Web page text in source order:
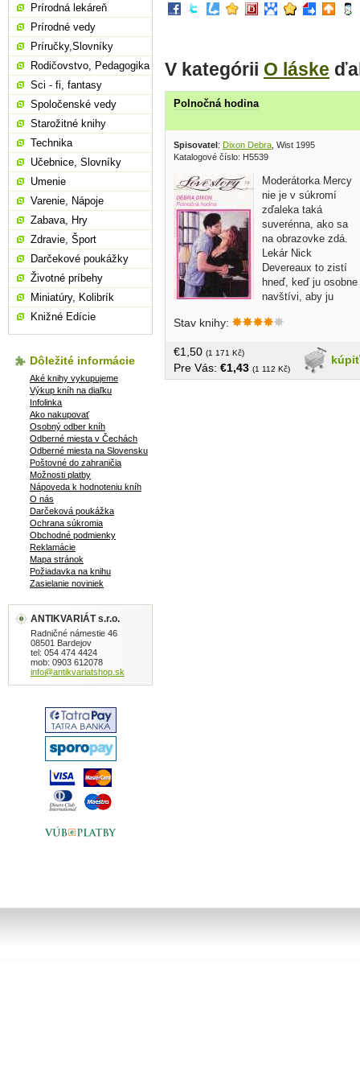
V kategórii O láske
Polnočná hodina
Spisovatel: Dixon Debra , Wist 1995
Katalogové číslo: H5539
Moderátorka Mercy
nie je v súkromí
zďaleka taká
suverénna, ako sa
na obrazovke zdá.
Lekár Nick
Devereaux to zistí
hneď, keď ju osobne
navštívi, aby ju
získavaní dobročinných príspevkov na
formát, brožovaná, 177 strán
Stav knihy:
kúpiť
€1,50 (1 171 Kč)
Pre Vás: €1,43 (1 112 Kč)
Prírodná lekáreň
Prírodné vedy
Príručky,Slovníky
Rodičovstvo, Pedagogika
Sci - fi, fantasy
Spoločenské vedy
Starožitné knihy
Technika
Učebnice, Slovníky
Umenie
Varenie, Nápoje
Zabava, Hry
Zdravie, Šport
Darčekové poukážky
Životné príbehy
Miniatúry, Kolibrík
Knižné Edície
Dôležité informácie
Aké knihy vykupujeme
Výkup kníh na diaľku
Infolinka
Ako nakupovať
Osobný odber kníh
Odberné miesta v Čechách
Odberné miesta na Slovensku
Poštovné do zahraničia
Možnosti platby
Nápoveda k hodnoteniu kníh
O nás
Darčeková poukážka
Ochrana súkromia
Obchodné podmienky
Reklamácie
Mapa stránok
Požiadavka na knihu
Zasielanie noviniek
ANTIKVARIÁT s.r.o.
Radničné námestie 46
08501 Bardejov
tel: 054 474 4424
mob: 0903 612078
info@antikvariatshop.sk